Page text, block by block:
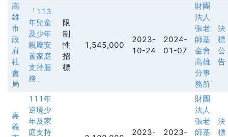
高
雄
市
政
府
社
會
局
「113
年兒童
及少年
親屬安
置家庭
支持服
務」
限
制
性
招
標
1,545,000
2023-
10-24
2024-
01-07
財團
法人
張老
師基
金會
高雄
分事
務所
決
標
公
告
嘉
義
111年
逆境少
年及家
庭支持
2023-
2023-
財團
法人
張老
師基
決
標